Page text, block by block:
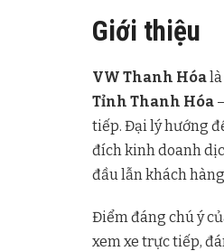
Giới thiệu
VW Thanh Hóalà
Tỉnh Thanh Hóa
tiếp. Đại lý hướng
đích kinh doanh
đầu lẫn khách
Điểm đáng chú ý
xem xe trực tiếp,